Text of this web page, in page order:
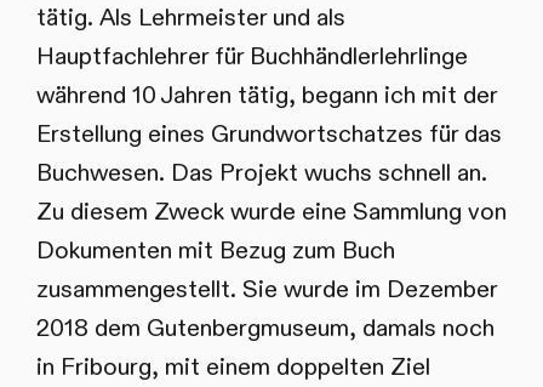
tätig. Als Lehrmeister und als
Hauptfachlehrer für Buchhändlerlehrlinge
während 10 Jahren tätig, begann ich mit der
Erstellung eines Grundwortschatzes für das
Buchwesen. Das Projekt wuchs schnell an.
Zu diesem Zweck wurde eine Sammlung von
Dokumenten mit Bezug zum Buch
zusammengestellt. Sie wurde im Dezember
2018 dem Gutenbergmuseum, damals noch
in Fribourg, mit einem doppelten Ziel